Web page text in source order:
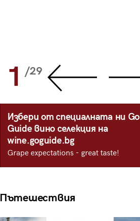
1 /29
Избери от специалната ни Go
Guide вино селекция на
wine.goguide.bg
Grape expectations - great taste!
Пътешествия